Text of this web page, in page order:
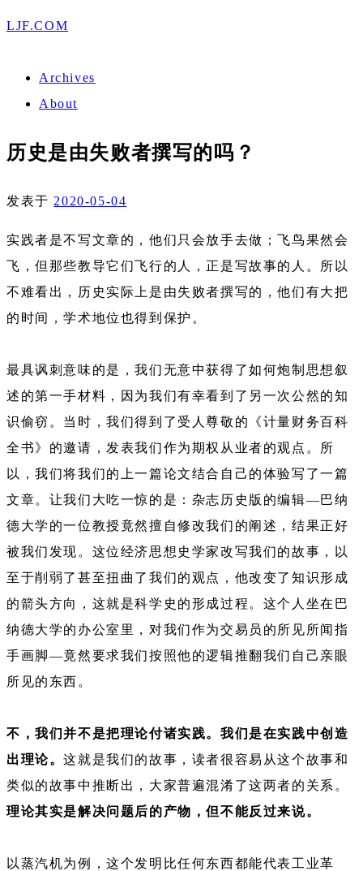
LJF.COM
Archives
About
历史是由失败者撰写的吗？
发表于 2020-05-04
实践者是不写文章的，他们只会放手去做；飞鸟果然会
飞，但那些教导它们飞行的人，正是写故事的人。所以
不难看出，历史实际上是由失败者撰写的，他们有大把
的时间，学术地位也得到保护。
最具讽刺意味的是，我们无意中获得了如何炮制思想叙
述的第一手材料，因为我们有幸看到了另一次公然的知
识偷窃。当时，我们得到了受人尊敬的《计量财务百科
全书》的邀请，发表我们作为期权从业者的观点。所
以，我们将我们的上一篇论文结合自己的体验写了一篇
文章。让我们大吃一惊的是：杂志历史版的编辑—巴纳
德大学的一位教授竟然擅自修改我们的阐述，结果正好
被我们发现。这位经济思想史学家改写我们的故事，以
至于削弱了甚至扭曲了我们的观点，他改变了知识形成
的箭头方向，这就是科学史的形成过程。这个人坐在巴
纳德大学的办公室里，对我们作为交易员的所见所闻指
手画脚—竟然要求我们按照他的逻辑推翻我们自己亲眼
所见的东西。
不，我们并不是把理论付诸实践。我们是在实践中创造
出理论。这就是我们的故事，读者很容易从这个故事和
类似的故事中推断出，大家普遍混淆了这两者的关系。
理论其实是解决问题后的产物，但不能反过来说。
以蒸汽机为例，这个发明比任何东西都能代表工业革